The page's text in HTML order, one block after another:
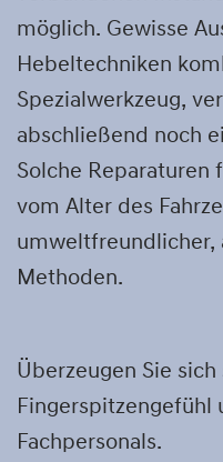
möglich. Gewisse
Hebeltechniken
Spezialwerkzeug,
abschließend noch
Solche Reparaturen
vom Alter des
umweltfreundlicher,
Methoden.
Überzeugen Sie
Fingerspitzengefühl
Fachpersonals.